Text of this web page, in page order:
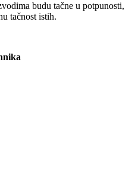
budu tačne u potpunosti,
tačnost istih.